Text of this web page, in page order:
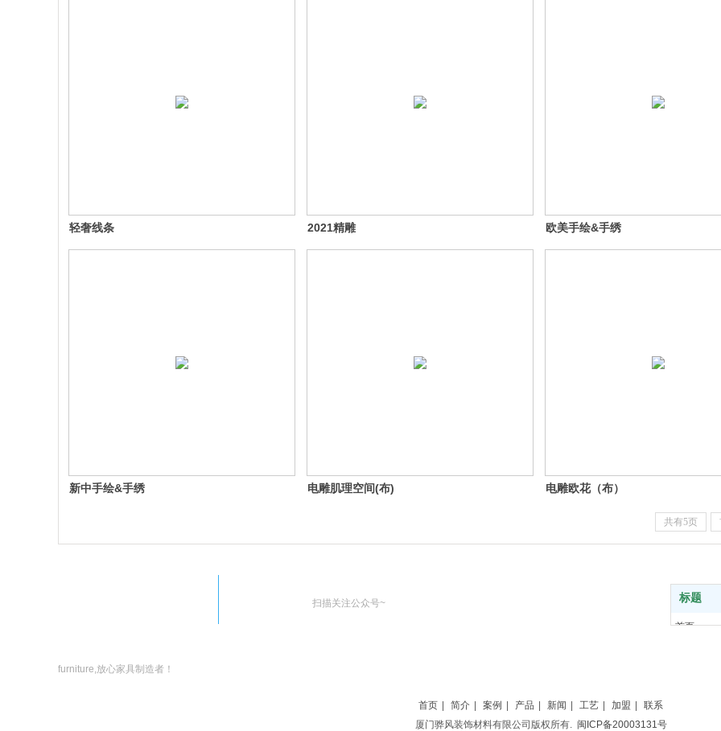
轻奢线条 2021精雕 欧美手绘&手绣
新中手绘&手绣 电雕肌理空间(布) 电雕欧花（布）
共有5页
标题
首页
扫描关注公众号~
furniture,放心家具制造者！
首页 简介 案例 产品 新闻 工艺 加盟
联系
厦门骅风装饰材料有限公司版权所有. 闽ICP备20003131号